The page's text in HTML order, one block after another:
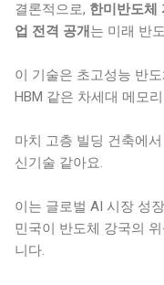
결론적으로, 한미반도체
업 전격 공개 는 미래 반
이 기술은 초고성능 반
HBM 같은 차세대 메모
마치 고층 빌딩 건축에
신기술 같아요.
이는 글로벌 AI 시장 성
민국이 반도체 강국의
니다.